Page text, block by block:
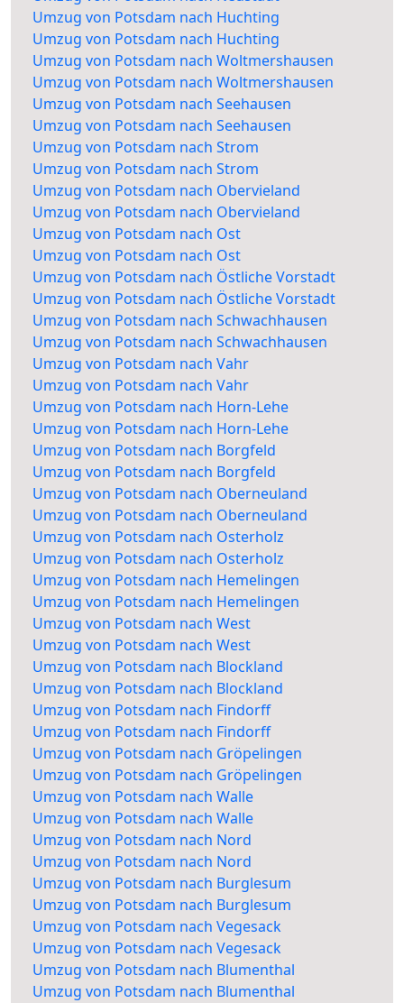
Umzug von Potsdam nach Huchting
Umzug von Potsdam nach Huchting
Umzug von Potsdam nach Woltmershausen
Umzug von Potsdam nach Woltmershausen
Umzug von Potsdam nach Seehausen
Umzug von Potsdam nach Seehausen
Umzug von Potsdam nach Strom
Umzug von Potsdam nach Strom
Umzug von Potsdam nach Obervieland
Umzug von Potsdam nach Obervieland
Umzug von Potsdam nach Ost
Umzug von Potsdam nach Ost
Umzug von Potsdam nach Östliche Vorstadt
Umzug von Potsdam nach Östliche Vorstadt
Umzug von Potsdam nach Schwachhausen
Umzug von Potsdam nach Schwachhausen
Umzug von Potsdam nach Vahr
Umzug von Potsdam nach Vahr
Umzug von Potsdam nach Horn-Lehe
Umzug von Potsdam nach Horn-Lehe
Umzug von Potsdam nach Borgfeld
Umzug von Potsdam nach Borgfeld
Umzug von Potsdam nach Oberneuland
Umzug von Potsdam nach Oberneuland
Umzug von Potsdam nach Osterholz
Umzug von Potsdam nach Osterholz
Umzug von Potsdam nach Hemelingen
Umzug von Potsdam nach Hemelingen
Umzug von Potsdam nach West
Umzug von Potsdam nach West
Umzug von Potsdam nach Blockland
Umzug von Potsdam nach Blockland
Umzug von Potsdam nach Findorff
Umzug von Potsdam nach Findorff
Umzug von Potsdam nach Gröpelingen
Umzug von Potsdam nach Gröpelingen
Umzug von Potsdam nach Walle
Umzug von Potsdam nach Walle
Umzug von Potsdam nach Nord
Umzug von Potsdam nach Nord
Umzug von Potsdam nach Burglesum
Umzug von Potsdam nach Burglesum
Umzug von Potsdam nach Vegesack
Umzug von Potsdam nach Vegesack
Umzug von Potsdam nach Blumenthal
Umzug von Potsdam nach Blumenthal